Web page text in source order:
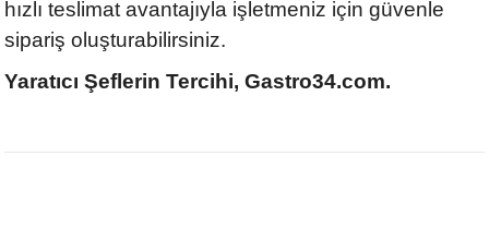
hızlı teslimat avantajıyla işletmeniz için güvenle
sipariş oluşturabilirsiniz.
Yaratıcı Şeflerin Tercihi, Gastro34.com.